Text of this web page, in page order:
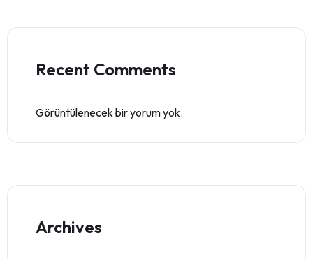
Recent Comments
Görüntülenecek bir yorum yok.
Archives